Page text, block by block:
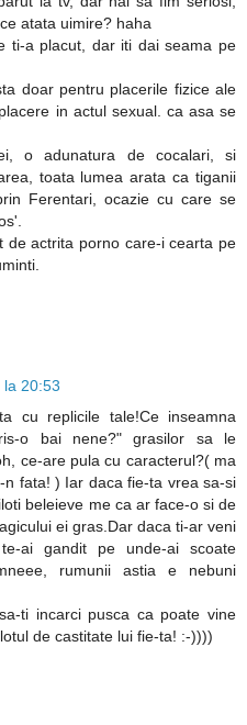
atata uimire? haha
ti-a placut, dar iti dai seama pe
doar pentru placerile fizice ale
in actul sexual. ca asa se
o adunatura de cocalari, si
toata lumea arata ca tiganii
Ferentari, ocazie cu care se
de actrita porno care-i cearta pe
la 20:53
cu replicile tale!Ce inseamna
o bai nene?" grasilor sa le
ce-are pula cu caracterul?( ma
fata! ) Iar daca fie-ta vrea sa-si
beleieve me ca ar face-o si de
ei gras.Dar daca ti-ar veni
ai gandit pe unde-ai scoate
rumunii astia e nebuni
ti incarci pusca ca poate vine
de castitate lui fie-ta! :-))))